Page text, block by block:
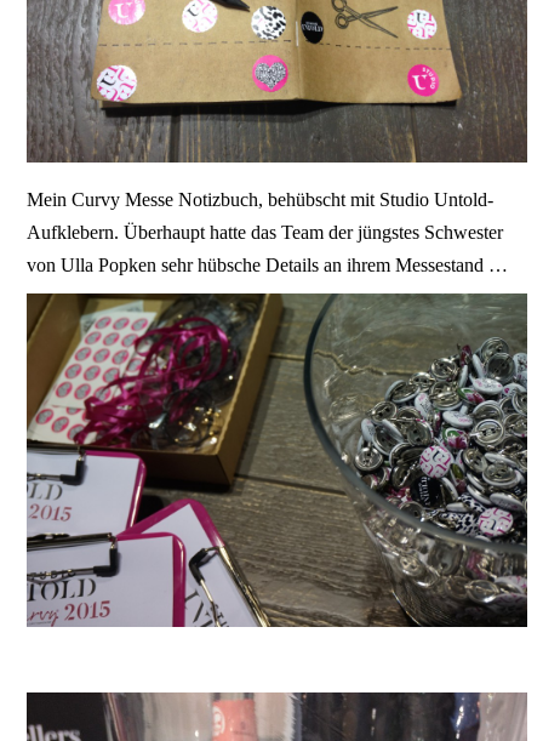
Mein Curvy Messe Notizbuch, behübscht mit Studio Untold-
Aufklebern. Überhaupt hatte das Team der jüngstes Schwester
von Ulla Popken sehr hübsche Details an ihrem Messestand …